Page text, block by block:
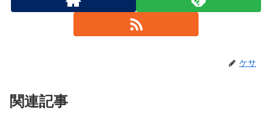
ケサ
関連記事